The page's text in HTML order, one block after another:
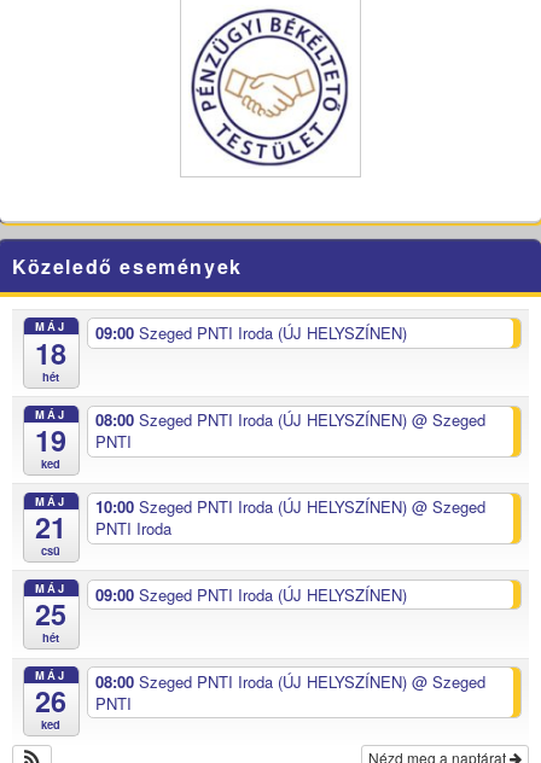
Közeledő események
MÁJ
18
hét
09:00 Szeged PNTI Iroda (ÚJ HELYSZÍNEN)
MÁJ
19
ked
08:00 Szeged PNTI Iroda (ÚJ HELYSZÍNEN) @ Szeged
PNTI
MÁJ
21
csü
10:00 Szeged PNTI Iroda (ÚJ HELYSZÍNEN) @ Szeged
PNTI Iroda
MÁJ
25
hét
09:00 Szeged PNTI Iroda (ÚJ HELYSZÍNEN)
MÁJ
26
ked
08:00 Szeged PNTI Iroda (ÚJ HELYSZÍNEN) @ Szeged
PNTI
Nézd meg a naptárat